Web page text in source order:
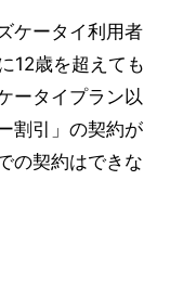
ケータイ利用者
12歳を超えても
ータイプラン以
割引」の契約が
の契約はできな